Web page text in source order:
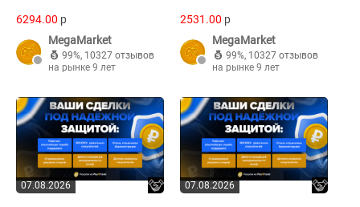
6294.00 p
MegaMarket
99%, 10327 отзывов
на рынке 9 лет
2531.00 p
MegaMarket
99%, 10327 отзывов
на рынке 9 лет
07.08.2026 07.08.2026